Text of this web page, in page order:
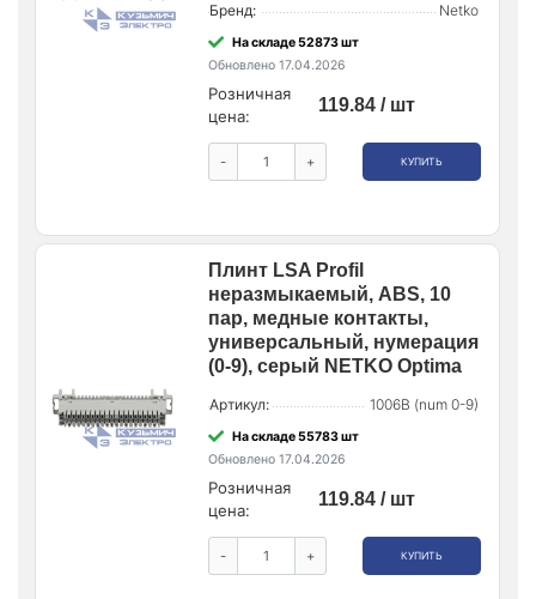
Бренд:
Netko
На складе 52873 шт
Обновлено 17.04.2026
Розничная
цена:
119.84 / шт
- + КУПИТЬ
Плинт LSA Profil
неразмыкаемый, ABS, 10
пар, медные контакты,
универсальный, нумерация
(0-9), серый NETKO Optima
Артикул: 1006B (num 0-9)
На складе 55783 шт
Обновлено 17.04.2026
Розничная
цена:
119.84 / шт
- + КУПИТЬ